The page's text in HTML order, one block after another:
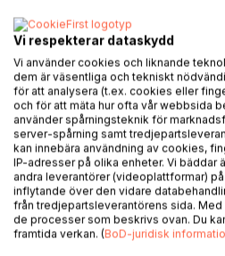
Every person around us carries
wisdom we can hear if we listen
Why do we need to listen to
learn from each other through
struggles, challenges we face,
matter the time or place,
faced similar challenges and
to those difficulties have come
guidelines or principles.
In the book You Against You,
of these timeless guidelines
experiences supported by
Vi respekterar dataskydd
Vi använder cookies och liknande
dem är väsentliga och tekniskt
för att analysera (t.ex. cookies eller
och för att mäta hur ofta vår webbsida
använder spårningsteknik för
server-spårning samt
kan innebära användning av cookies,
IP-adresser på olika enheter. Vi bäddar
andra leverantörer (videoplattformar)
inflytande över den vidare
från tredjepartsleverantörens sida.
de processer som beskrivs ovan. Du
framtida verkan. (BoD-juridisk